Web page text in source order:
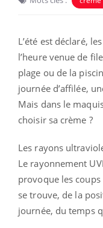
L’été est déclaré,
l’heure venue de
plage ou de la
journée d’affilée,
Mais dans le
choisir sa crème ?
Les rayons
Le rayonnement
provoque les
se trouve, de la
journée, du temps